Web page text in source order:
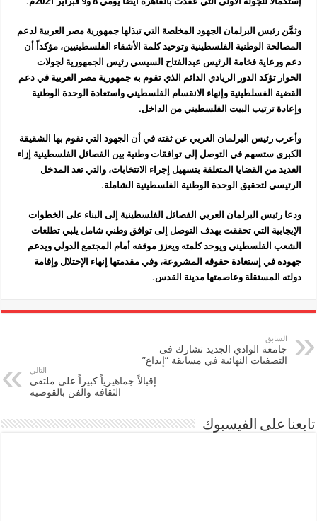
وثمَّن رئيس البرلمان الجهود المخلصة التي تبذلها جمهورية مصر العربية لدعم
المصالحة الوطنية الفلسطينية وتوحيد كلمة الأشقاء الفلسطينيين، مؤكداً أن
دعم ورعاية فخامة الرئيس عبدالفتاح السيسي رئيس الجمهورية لجولات
الحوار تؤكد الدور الريادي الدائم الذي تقوم به جمهورية مصر العربية في دعم
القضية الفسلطينية وإنهاء الانقسام الفلسطيني واستعادة الوحدة الوطنية
وإعادة ترتيب البيت الفلسطيني من الداخل.
وأعرب رئيس البرلمان العربي عن ثقته في أن الجهود التي تقوم بها الشقيقة
الكبرى ستسهم في التوصل إلى توافقات وطنية بين الفصائل الفلسطينية إزاء
العديد من القضايا المتعلقة بتسهيل إجراء الانتخابات، والتي تعد المدخل
الرئيسي لتحقيق الوحدة الوطنية الفلسطينية الشاملة.
ودعا رئيس البرلمان العربي الفصائل الفلسطينية إلى البناء على الخطوات
الإيجابية التي تحققت بهدف التوصل إلى توافق وطني شامل يلبي تطلعات
الشعب الفلسطيني ويوحد كلمته ويعزز موقفه أمام المجتمع الدولي ويدعم
جهوده في إستعادة حقوقه المشروعة، وفي مقدمتها إنهاء الإحتلال وإقامة
دولته المستقلة وعاصمتها مدينة القدس.
السابق
جامعة الوادي الجديد تشارك فى
التصفيات النهائية في مسابقة “إبداع”
التالي
إقبالاً جماهيرياً كبيراً على ملتقى
الثقافة والفن بالقوصية
تابعنا على الفيسبوك